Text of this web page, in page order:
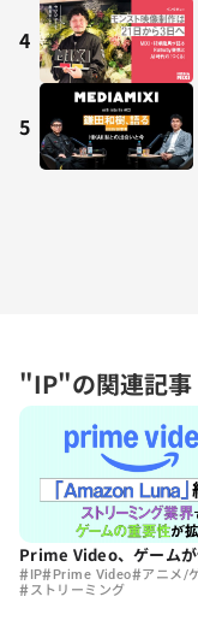
"IP"の関連記事
Prime Video、ゲームが
#IP#Prime Video#アニメ/
#ストリーミング
4
5